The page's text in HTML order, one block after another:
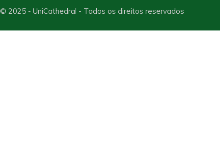
© 2025 - UniCathedral - Todos os direitos reservados